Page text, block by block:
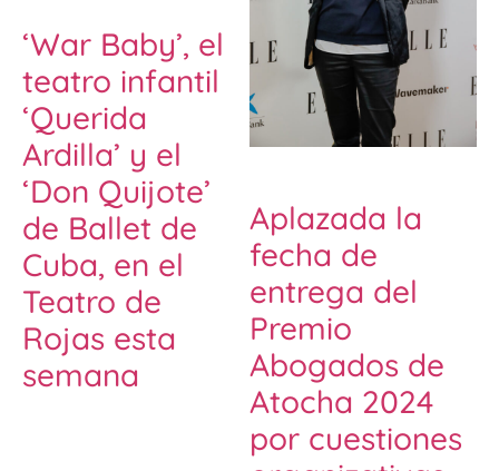
‘War Baby’, el
teatro infantil
‘Querida
Ardilla’ y el
‘Don Quijote’
de Ballet de
Cuba, en el
Teatro de
Rojas esta
semana
Aplazada la
fecha de
entrega del
Premio
Abogados de
Atocha 2024
por cuestiones